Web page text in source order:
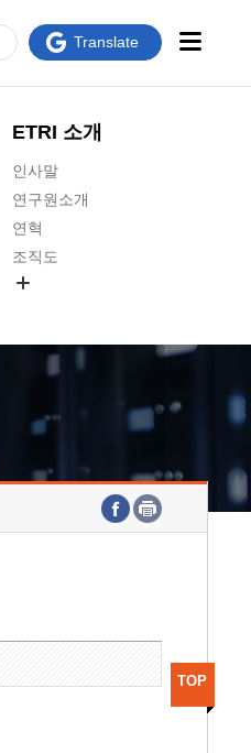
ETRI 소개
인사말
연구원소개
연혁
조직도
연구원 고객헌장
주요업무연락처
Translate
TOP